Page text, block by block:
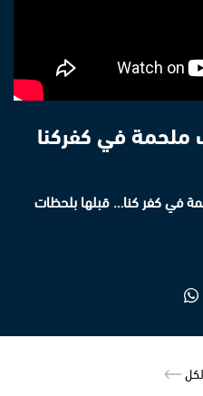
في كفركنا
كفر كنا… قبلها بلحظات